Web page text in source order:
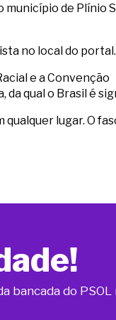
de Plínio
no local do portal.
e a Convenção
qual o Brasil é
lugar. O
bancada do PSOL